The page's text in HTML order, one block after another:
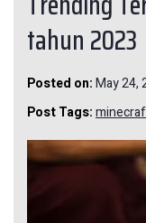
tahun 2023
Posted on:May 24,
Post Tags: